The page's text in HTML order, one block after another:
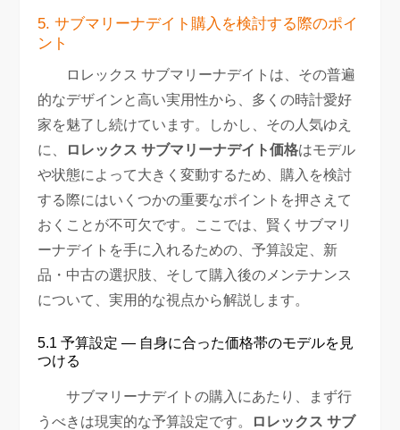
5. サブマリーナデイト購入を検討する際のポイ
ント
ロレックス サブマリーナデイトは、その普遍
的なデザインと高い実用性から、多くの時計愛好
家を魅了し続けています。しかし、その人気ゆえ
に、
ロレックス サブマリーナデイト価格はモデル
や状態によって大きく変動するため、購入を検討
する際にはいくつかの重要なポイントを押さえて
おくことが不可欠です。ここでは、賢くサブマリ
ーナデイトを手に入れるための、予算設定、新
品・中古の選択肢、そして購入後のメンテナンス
について、実用的な視点から解説します。
5.1 予算設定 — 自身に合った価格帯のモデルを見
つける
サブマリーナデイトの購入にあたり、まず行
うべきは現実的な予算設定です。
ロレックス サブ